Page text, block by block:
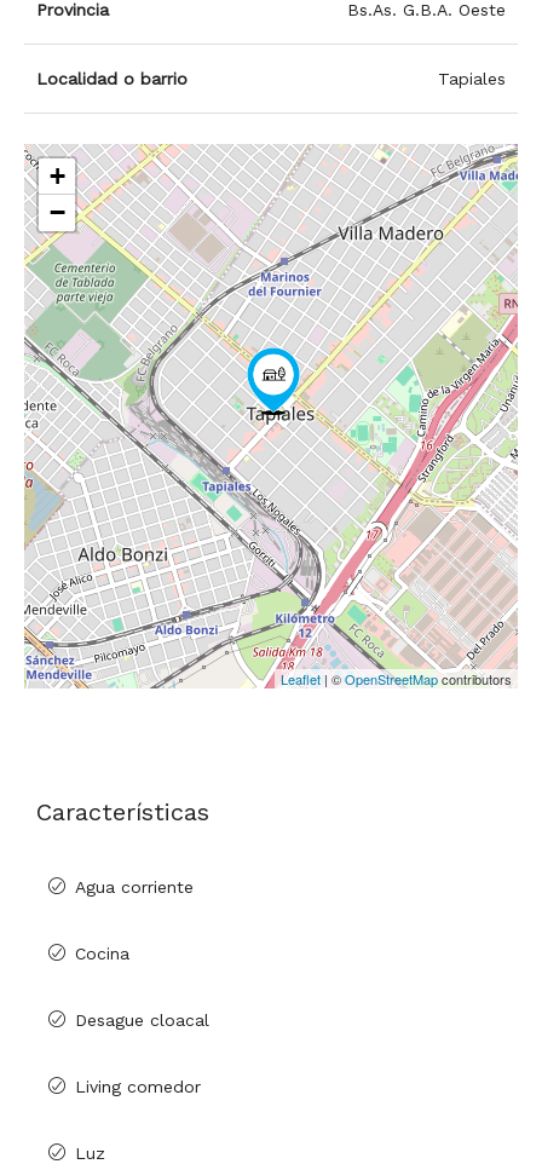
Provincia Bs.As. G.B.A. Oeste
Localidad o barrio Tapiales
+
−
Leaflet | ©OpenStreetMapcontributors
Características
Agua corriente
Cocina
Desague cloacal
Living comedor
Luz